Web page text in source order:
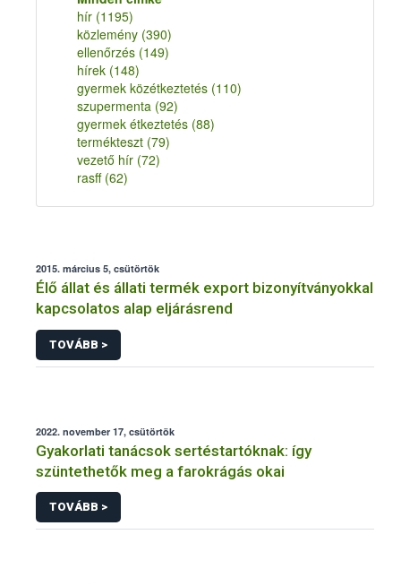
hír (1195)
közlemény (390)
ellenőrzés (149)
hírek (148)
gyermek közétkeztetés (110)
szupermenta (92)
gyermek étkeztetés (88)
termékteszt (79)
vezető hír (72)
rasff (62)
2015. március 5, csütörtök
Élő állat és állati termék export bizonyítványokkal
kapcsolatos alap eljárásrend
TOVÁBB >
2022. november 17, csütörtök
Gyakorlati tanácsok sertéstartóknak: így
szüntethetők meg a farokrágás okai
TOVÁBB >